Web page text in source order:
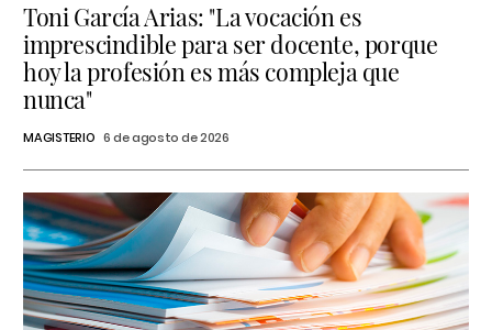
Toni García Arias: "La vocación es
imprescindible para ser docente, porque
hoy la profesión es más compleja que
nunca"
MAGISTERIO 6 de agosto de 2026